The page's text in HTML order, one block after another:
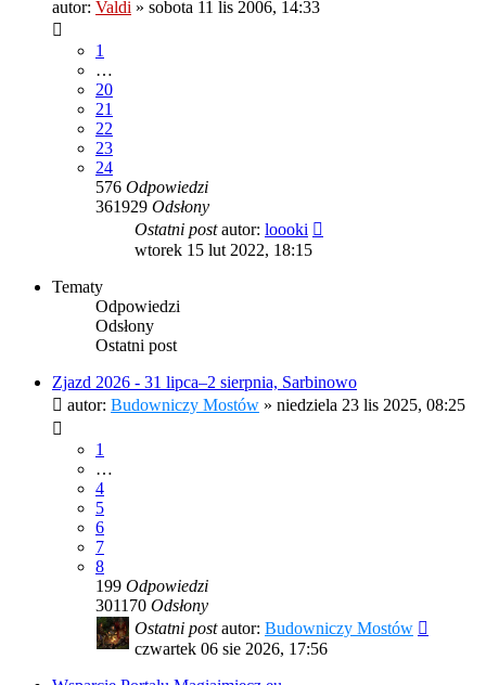
autor: Valdi » sobota 11 lis 2006, 14:33
1
…
20
21
22
23
24
576 Odpowiedzi
361929 Odsłony
Ostatni postautor: loooki
wtorek 15 lut 2022, 18:15
Tematy
Odpowiedzi
Odsłony
Ostatni post
Zjazd 2026 - 31 lipca–2 sierpnia, Sarbinowo
autor: Budowniczy Mostów » niedziela 23 lis 2025, 08:25
1
…
4
5
6
7
8
199 Odpowiedzi
301170 Odsłony
Ostatni postautor: Budowniczy Mostów
czwartek 06 sie 2026, 17:56